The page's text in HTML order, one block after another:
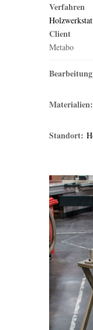
Verfahren
Client
Metabo
Materialien:
Standort: